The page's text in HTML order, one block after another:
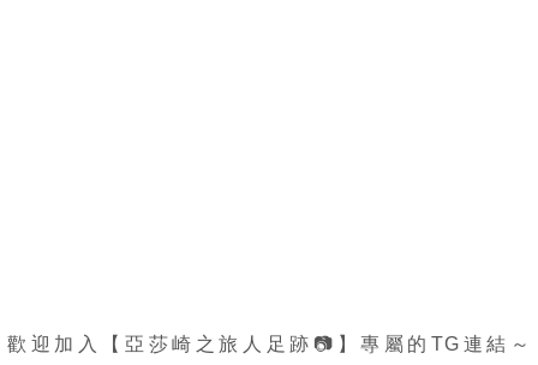
歡迎加入【亞莎崎之旅人足跡 📷 】專屬的TG連結～